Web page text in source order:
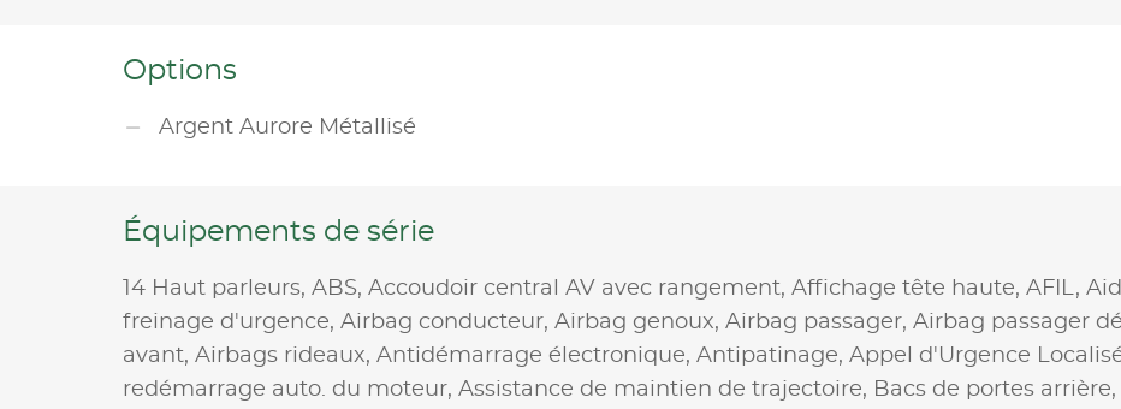
Options
Argent Aurore Métallisé
Équipements de série
14 Haut parleurs, ABS, Accoudoir central AV avec rangement, Affichage tête haute, AFIL,
freinage d'urgence, Airbag conducteur, Airbag genoux, Airbag passager, Airbag passager
avant, Airbags rideaux, Antidémarrage électronique, Antipatinage, Appel d'Urgence
redémarrage auto. du moteur, Assistance de maintien de trajectoire, Bacs de portes arrière,